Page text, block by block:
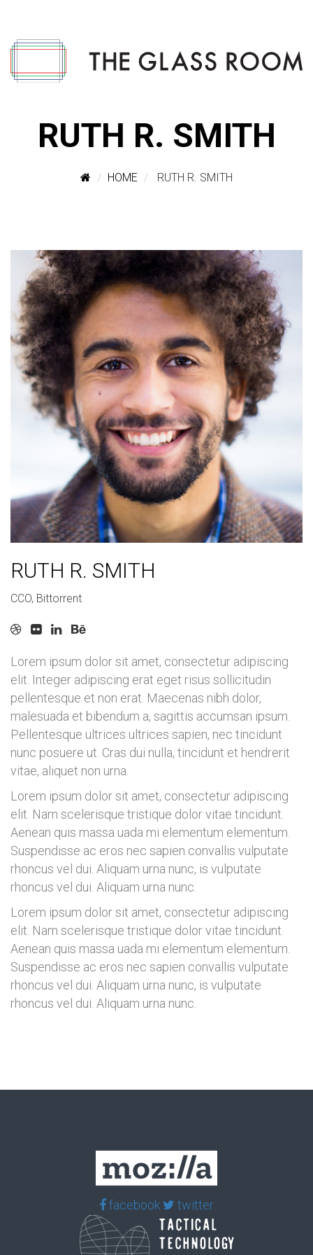
RUTH R. SMITH
HOME RUTH R. SMITH
RUTH R. SMITH
CCO, Bittorrent
Lorem ipsum dolor sit amet, consectetur adipiscing
elit. Integer adipiscing erat eget risus sollicitudin
pellentesque et non erat. Maecenas nibh dolor,
malesuada et bibendum a, sagittis accumsan ipsum.
Pellentesque ultrices ultrices sapien, nec tincidunt
nunc posuere ut. Cras dui nulla, tincidunt et hendrerit
vitae, aliquet non urna.
Lorem ipsum dolor sit amet, consectetur adipiscing
elit. Nam scelerisque tristique dolor vitae tincidunt.
Aenean quis massa uada mi elementum elementum.
Suspendisse ac eros nec sapien convallis vulputate
rhoncus vel dui. Aliquam urna nunc, is vulputate
rhoncus vel dui. Aliquam urna nunc.
Lorem ipsum dolor sit amet, consectetur adipiscing
elit. Nam scelerisque tristique dolor vitae tincidunt.
Aenean quis massa uada mi elementum elementum.
Suspendisse ac eros nec sapien convallis vulputate
rhoncus vel dui. Aliquam urna nunc, is vulputate
rhoncus vel dui. Aliquam urna nunc.
facebook twitter